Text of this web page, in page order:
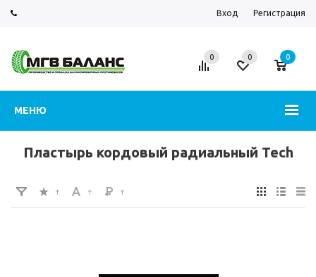
Вход Регистрация
МЕНЮ
0 0 0
Пластырь кордовый радиальный Tech